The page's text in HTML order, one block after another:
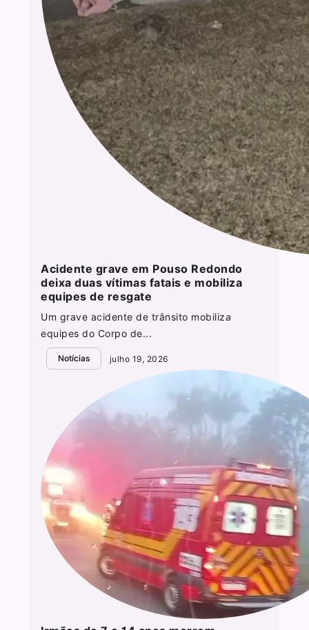
Acidente grave em Pouso Redondo
deixa duas vítimas fatais e mobiliza
equipes de resgate
Um grave acidente de trânsito mobiliza
equipes do Corpo de...
Notícias julho 19, 2026